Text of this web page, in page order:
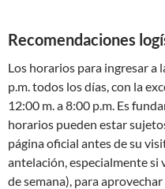
Recomendaciones
Los horarios para ingresar a
p.m. todos los días, con la
12:00 m. a 8:00 p.m. Es
horarios pueden estar
página oficial antes de su
antelación, especialmente si
de semana), para